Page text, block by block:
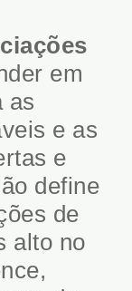
em
as
e as
e
define
de
alto no